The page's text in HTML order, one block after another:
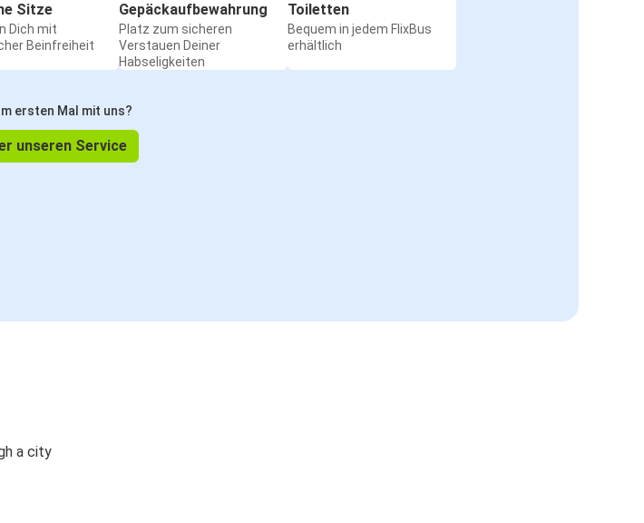
Sitze
Dich mit
Beinfreiheit
Gepäckaufbewahrung
Platz zum sicheren
Verstauen Deiner
Habseligkeiten
Toiletten
Bequem in jedem FlixBus
erhältlich
ersten Mal mit uns?
unseren Service